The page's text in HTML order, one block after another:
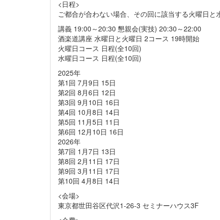
<日程>
ご都合が合わない場合、その回に該当する火曜日と
講義 19:00～20:30 懇親会(実技) 20:30～22:00
酒楽道講座 水曜日と火曜日 2コース 19時開始
火曜日コース 日程(全10回)
水曜日コース 日程(全10回)
2025年
第1回 7月9日 15日
第2回 8月6日 12日
第3回 9月10日 16日
第4回 10月8日 14日
第5回 11月5日 11日
第6回 12月10日 16日
2026年
第7回 1月7日 13日
第8回 2月11日 17日
第9回 3月11日 17日
第10回 4月8日 14日
<会場>
東京都世田谷区代沢1-26-3 セミナーハウス3F